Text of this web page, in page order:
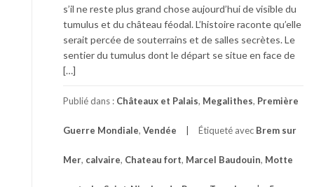
s’il ne reste plus grand chose aujourd’hui de visible du
tumulus et du château féodal. L’histoire raconte qu’elle
serait percée de souterrains et de salles secrètes. Le
sentier du tumulus dont le départ se situe en face de
[…]
Publié dans : Châteaux et Palais, Megalithes, Première
Guerre Mondiale, Vendée Étiqueté avec Brem sur
Mer, calvaire, Chateau fort, Marcel Baudouin, Motte